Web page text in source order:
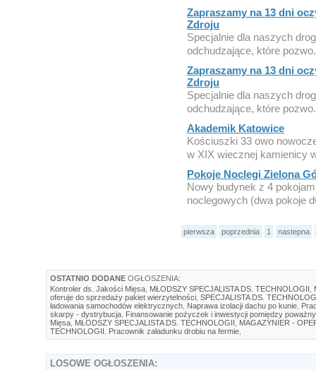
Zapraszamy na 13 dni
Zdroju
Specjalnie dla naszych
odchudzające, które
Zapraszamy na 13 dni
Zdroju
Specjalnie dla naszych
odchudzające, które
Akademik Katowice
Kościuszki 33 owo
w XIX wiecznej kamienicy
Pokoje Noclegi Zielona
Nowy budynek z 4
noclegowych (dwa pokoje
pierwsza poprzednia 1 nastepna
OSTATNIO DODANE OGŁOSZENIA:
Kontroler ds. Jakości Mięsa MŁODSZY SPECJALISTA DS. TECHNOLOGII
oferuje do sprzedaży pakiet wierzytelności SPECJALISTA DS.
ładowania samochodów elektrycznych Naprawa izolacji dachu po kunie
skarpy - dystrybucja
Finansowanie pożyczek i inwestycji pomiędzy
Mięsa MŁODSZY SPECJALISTA DS. TECHNOLOGII
MAGAZYNIER -
TECHNOLOGII
Pracownik załadunku drobiu na fermie
LOSOWE OGŁOSZENIA: